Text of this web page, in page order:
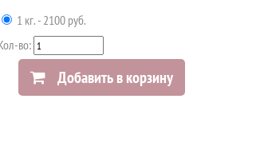
1 кг. - 2100 руб.
во:
Добавить в корзину